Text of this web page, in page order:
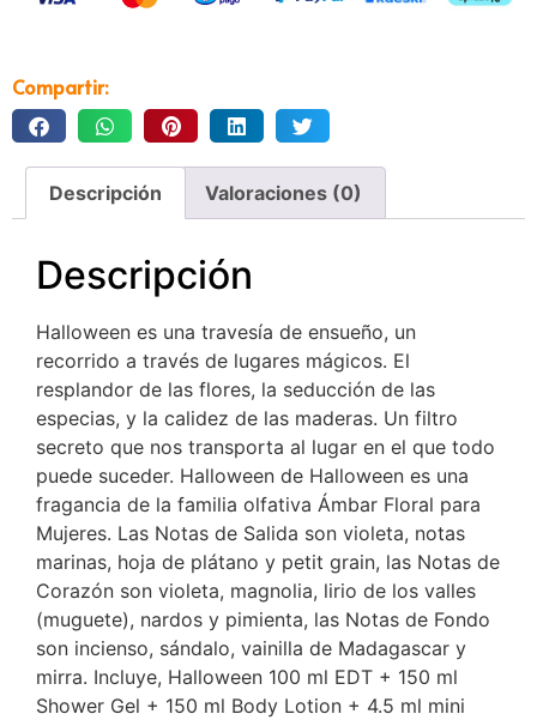
Compartir:
Descripción Valoraciones (0)
Descripción
Halloween es una travesía de ensueño, un
recorrido a través de lugares mágicos. El
resplandor de las flores, la seducción de las
especias, y la calidez de las maderas. Un filtro
secreto que nos transporta al lugar en el que todo
puede suceder. Halloween de Halloween es una
fragancia de la familia olfativa Ámbar Floral para
Mujeres. Las Notas de Salida son violeta, notas
marinas, hoja de plátano y petit grain, las Notas de
Corazón son violeta, magnolia, lirio de los valles
(muguete), nardos y pimienta, las Notas de Fondo
son incienso, sándalo, vainilla de Madagascar y
mirra. Incluye, Halloween 100 ml EDT + 150 ml
Shower Gel + 150 ml Body Lotion + 4.5 ml mini